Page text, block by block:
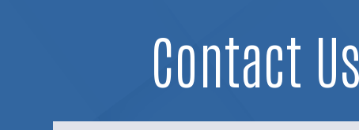
Contact Us